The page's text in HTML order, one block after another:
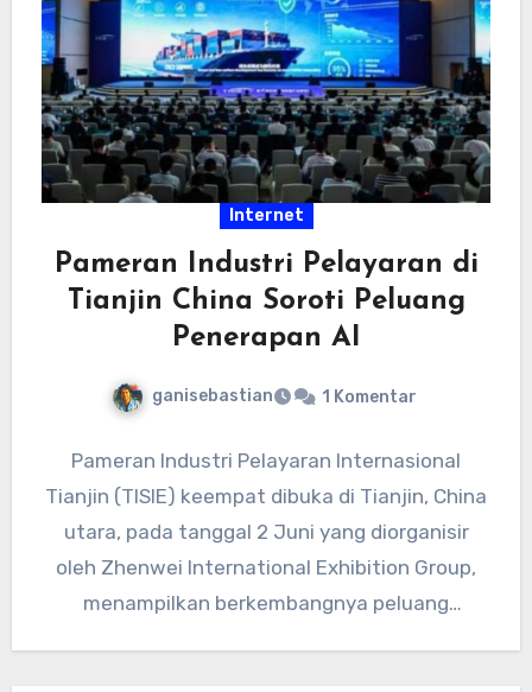
Internet
Pameran Industri Pelayaran di
Tianjin China Soroti Peluang
Penerapan AI
ganisebastian 1 Komentar
Pameran Industri Pelayaran Internasional
Tianjin (TISIE) keempat dibuka di Tianjin, China
utara, pada tanggal 2 Juni yang diorganisir
oleh Zhenwei International Exhibition Group,
menampilkan berkembangnya peluang